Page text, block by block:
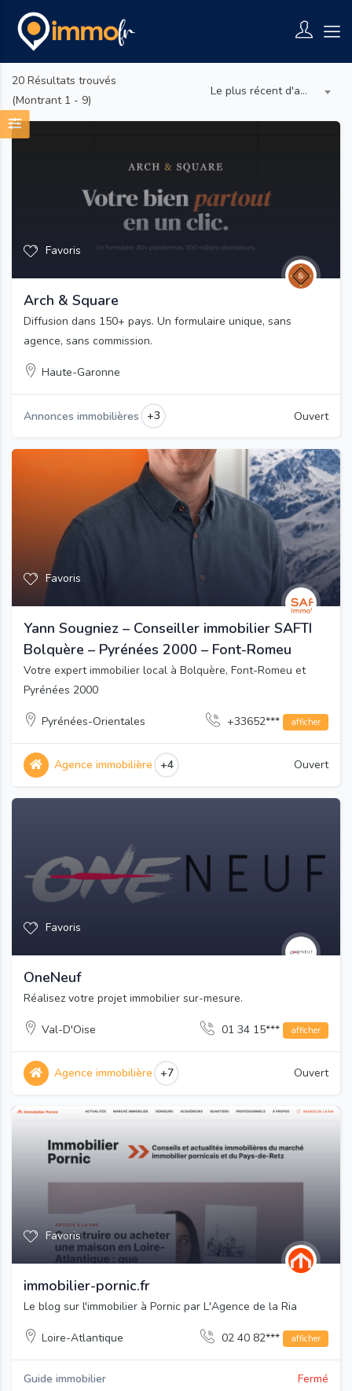
20 Résultats trouvés
(Montrant 1 - 9)
Le plus récent d'abord
Favoris
Arch & Square
Diffusion dans 150+ pays. Un formulaire unique, sans
agence, sans commission.
Haute-Garonne
Annonces immobilières +3 Ouvert
Favoris
Yann Sougniez – Conseiller immobilier SAFTI
Bolquère – Pyrénées 2000 – Font-Romeu
Votre expert immobilier local à Bolquère, Font-Romeu et
Pyrénées 2000
Pyrénées-Orientales +33652*** afficher
Agence immobilière +4 Ouvert
Favoris
OneNeuf
Réalisez votre projet immobilier sur-mesure.
Val-D'Oise 01 34 15*** afficher
Agence immobilière +7 Ouvert
Favoris
immobilier-pornic.fr
Le blog sur l'immobilier à Pornic par L'Agence de la Ria
Loire-Atlantique 02 40 82*** afficher
Guide immobilier Fermé